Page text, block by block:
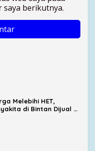
berikutnya.
Melebihi HET,
di Bintan Dijual di